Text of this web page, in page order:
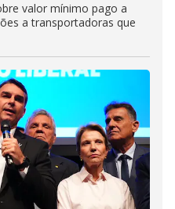
valor mínimo pago a
a transportadoras que